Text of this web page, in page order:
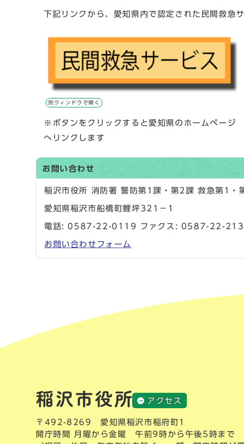
下記リンクから、愛知県内で認定された民間救急
別ウィンドウで開く
※ボタンをクリックすると愛知県のホームページ
へリンクします
お問い合わせ
稲沢市役所 消防署 警防第1課・第2課 救急第1・
愛知県稲沢市船橋町鯉坪321－1
電話: 0587-22-0119 ファクス: 0587-22-
お問い合わせフォーム
アクセス
〒492-8269 愛知県稲沢市稲府町1
開庁時間 月曜から金曜 午前9時から午後5時まで